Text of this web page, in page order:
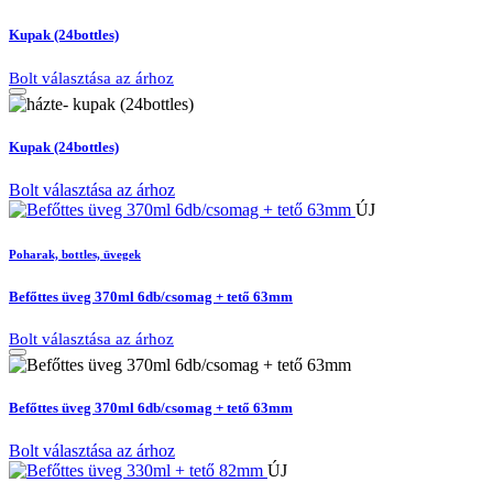
Kupak (24bottles)
Bolt választása az árhoz
Kupak (24bottles)
Bolt választása az árhoz
ÚJ
Poharak, bottles, üvegek
Befőttes üveg 370ml 6db/csomag + tető 63mm
Bolt választása az árhoz
Befőttes üveg 370ml 6db/csomag + tető 63mm
Bolt választása az árhoz
ÚJ